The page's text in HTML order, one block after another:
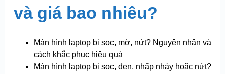
và giá bao nhiêu?
Màn hình laptop bị sọc, mờ, nứt? Nguyên nhân và
cách khắc phục hiệu quả
Màn hình laptop bị sọc, đen, nhấp nháy hoặc nứt?